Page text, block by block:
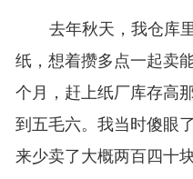
去年秋天，我仓库
纸，想着攒多点一起卖
个月，赶上纸厂库存高
到五毛六。我当时傻眼
来少卖了大概两百四十